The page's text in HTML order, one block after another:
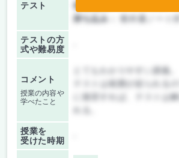
テスト
後期/期末：
持ち込み：
教科書ノート
テストの方
式や難易度
コメント
授業の内容や
学べたこと
とてもわかりやすい講義。
テストは範囲が絞られる
に復習すれば、テストは
授業を
受けた時期